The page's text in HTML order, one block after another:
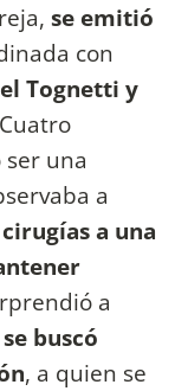
se emitió
con
Tognetti y
una
a
a una
a
se buscó
, a quien se